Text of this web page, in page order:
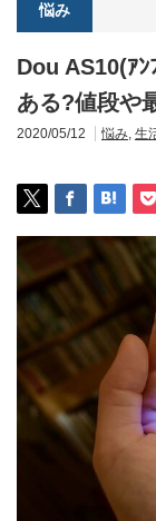
悩み
Dou AS10(ｱﾝ
ある?値段や
2020/05/12 悩み, 生